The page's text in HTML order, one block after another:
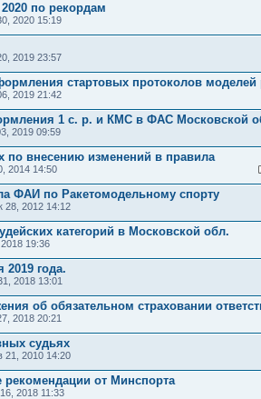
по рекордам
2020 15:19
2019 23:57
стартовых протоколов моделей
2019 21:42
1 с. р. и КМС в ФАС Московской
2019 09:59
по внесению изменений в правила
2014 14:50
ФАИ по Ракетомодельному спорту
28, 2012 14:12
категорий в Московской обл.
19:36
2019 года.
2018 13:01
об обязательном страховании
2018 20:21
судьях
21, 2010 14:20
рекомендации от Минспорта
2018 11:33